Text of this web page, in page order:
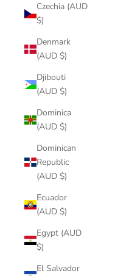
Czechia (AUD
$)
Denmark
(AUD $)
Djibouti
(AUD $)
Dominica
(AUD $)
Dominican
Republic
(AUD $)
Ecuador
(AUD $)
Egypt (AUD
$)
El Salvador